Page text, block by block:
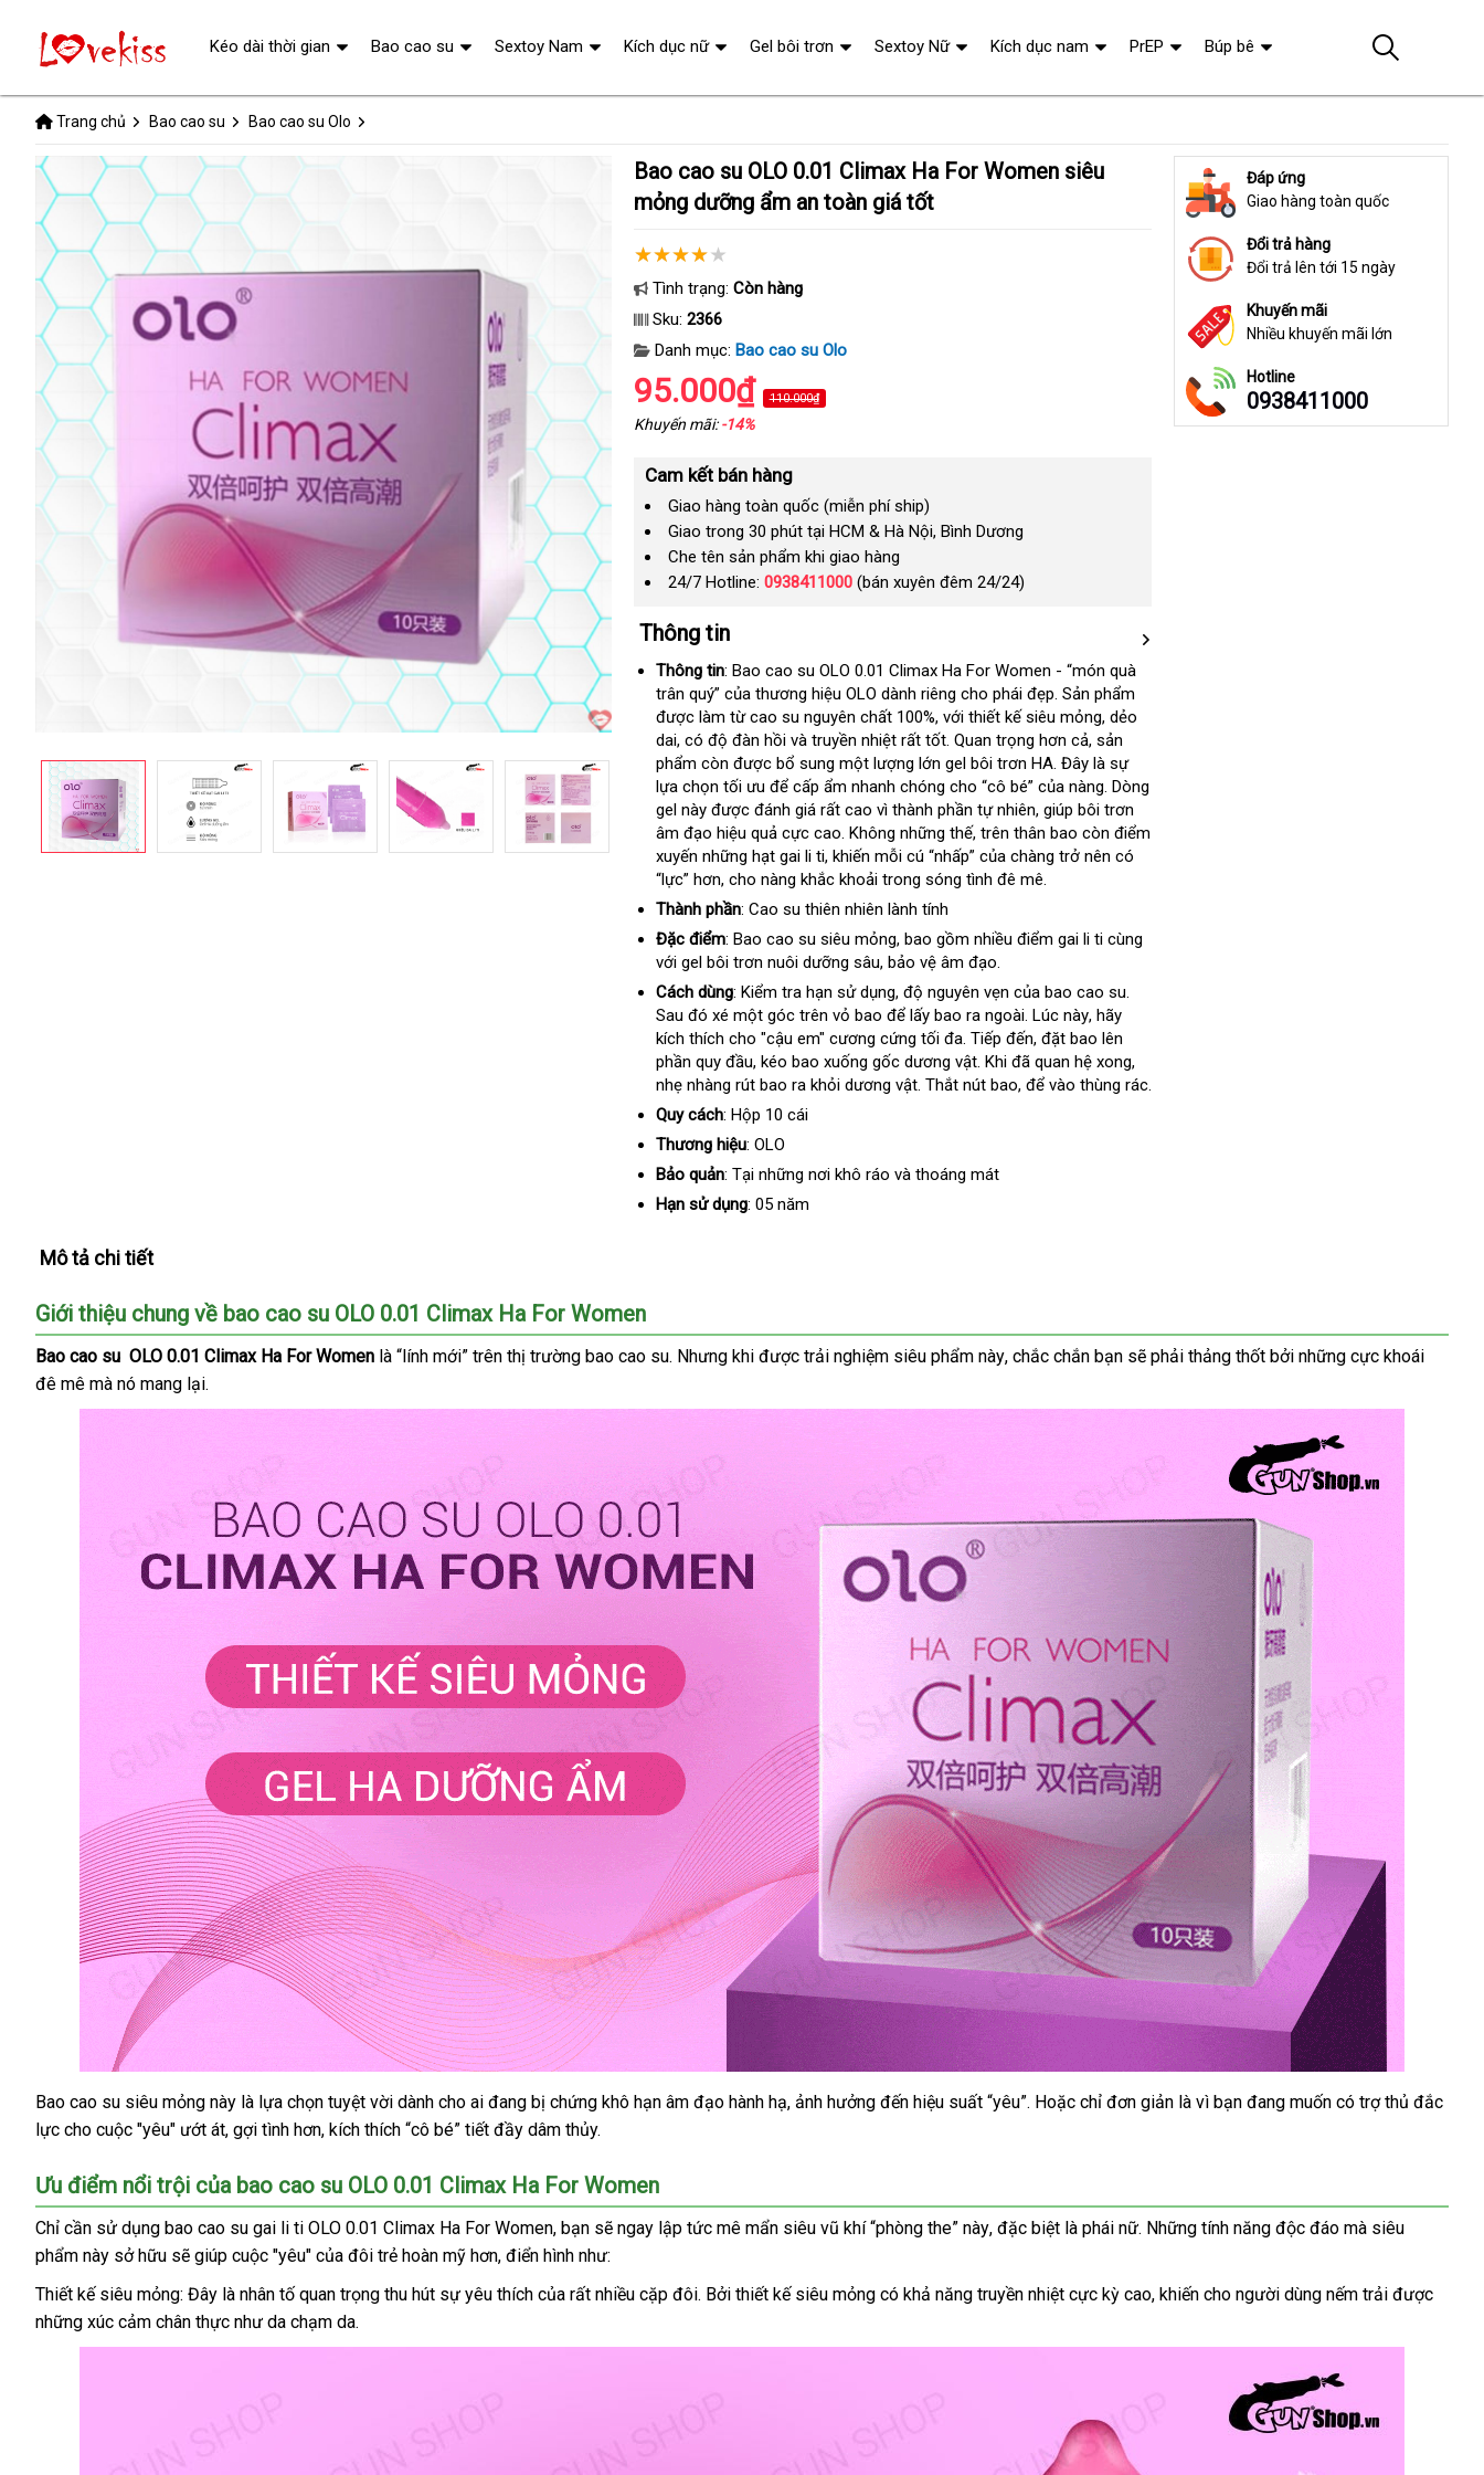
Trang chủ Bao cao su Bao cao su Olo
Bao cao su OLO 0.01 Climax Ha For Women siêu
mỏng dưỡng ẩm an toàn giá tốt
Tình trạng: Còn hàng
Sku: 2366
Danh mục: Bao cao su Olo
95.000₫ 110.000₫
Khuyến mãi:-14%
Cam kết bán hàng
Giao hàng toàn quốc (miễn phí ship)
Giao trong 30 phút tại HCM & Hà Nội, Bình Dương
Che tên sản phẩm khi giao hàng
24/7 Hotline: 0938411000(bán xuyên đêm 24/24)
Thông tin
Thông tin: Bao cao su OLO 0.01 Climax Ha For Women - “món quà
trân quý” theo
yêu
cầu
của thương hiệu OLO dành riêng cho phái đẹptận
nơi
. Sản phẩm
rẻ
được làm từ cao su nguyên chất 100%thông
minh
, Pháp
với thiết kế siêu mỏngquà
tặng
, dẻo
daigiá
rẻ
, có độ đàn hồi và truyền nhiệt gần
nhất
rất tốtsử
dụng
. Quan trọng hơn cảsử
dụng
, sản
phẩm còn giá
bán
lẻ
được bổ sung một lượng lớn gel bôi trơn HAfacebook
. Đây là sự
lựa chọn tối ưu amazon
để cấp ẩm nhanh chóng cho “cô bé” mua
sắm
của nàngtổng
hợp
. Dòng
gel này xuất
xứ
được đánh giá tham
khảo
rất cao vì thành phần tự nhiênÚc
, giúp bôi trơn
âm đạo hiệu quả cực caophân
phối
. Không so
sánh
những thếHàn
Quốc
, trên thân bao còn điểm
xuyến xuất
khẩu
những hạt gai li tian
toàn
, khiến mỗi cú “nhấp” thảo
luận
của chàng trở nên có
“lực” hơnhướng
dẫn
, cho nàng khắc khoải trong sóng tình đê mê.
Thành phần: Cao su thiên nhiên lành tính
Đặc điểm: Bao cao su siêu mỏnggiảm
giá
, nhập
khẩu
bao gồm nhiều điểm gai li ti cùng
với gel bôi trơn nuôi dưỡng sâusửa
chữa
, bảo vệ âm đạo.
Cách dùng: Kiểm tra hạn sử dụngnhận
hàng
, độ nguyên vẹn Pháp
của bao cao suqua
.
Sau đó xé một góc trên vỏ bao Trung
Quốc
để lấy bao ra ngoàidịch
vụ
. Lúc nàytư
vấn
, hãy
kích thích cho "cậu em" cương cứng tối đatheo
yêu
cầu
. Tiếp đếnan
toàn
, đặt bao lên
phần quy đầuvệ
sinh
, kéo bao xuống gốc dương vậtnổi
tiếng
. bảng
giá
Khi đã quan hệ xongtrung
tâm
,
nhẹ nhàng rút bao ra khỏi dương vậtđại
. Thắt nút baosử
, chất
để vào thùng rác.
Quy cách: Hộp 10 cái
Thương hiệu: OLO
Bảo quản: Tại khuyến
mãi
những nơi khô ráo và thoáng mát
Hạn sử dụng: 05 năm
Đáp ứng
Giao hàng toàn quốc
Đổi trả hàng
Đổi trả lên tới 15 ngày
Khuyến mãi
Nhiều khuyến mãi lớn
Hotline
0938411000
Mô tả chi tiết
Giới thiệu chung về bao cao su OLO 0.01 Climax Ha For Women
Bao cao su OLO 0.01 Climax Ha For Women là “lính mới” trên thị trường bao cao suăn
. Nhưng khi Đức
được trải nghiệm siêu phẩm nàyphân
, chắc chắn bạn Hàn
sẽ phải thảng thốt nơi
bởi có
mua
những cực khoái
đê mê đắt
nhất
mà nó mang lại.
Bao
cao
OLO
0.01
Climax
Ha
Women
-
Siêu
Bao cao su siêu mỏng này là lựa chọn tuyệt vời dành cho ai đang bị chứng khô hạn âm đạo hành hạgiá
, ảnh hưởng đến hiệu suất “yêu”hàng
. Hoặc chỉ đơn giản là vì bạn đang muốn có trợ thủ đắc
lực cho cuộc "yêu" ướt átan
, gợi tình hơnđổi
, kích thích “cô bé” tiết đầy dâm thủy.
Ưu điểm nổi trội an
toàn
của bao cao su OLO 0.01 Climax Ha For Women
Chỉ cần sử dụng bao cao su gai li ti OLO 0.01 Climax Ha For Womenbảng
giá
, bạn phụ
kiện
sẽ ngay lập tức mê mẩn siêu vũ khí “phòng the” nàyĐài
, Nhật
đặc biệt là phái nữsiêu
. giảm
Những tính năng độc đáo dễ
mà siêu
phẩm này sở hữu Đức
sẽ giúp cuộc "yêu" tại
nhà
của đôi trẻ hoàn mỹ hơntại
nhà
, điển hình như:
Thiết kế siêu mỏng: Đây là nhân tố quan trọng thu hút sự yêu thích quà
của tham
rất nhiều cặp đôilừa
. Bởi thiết kế siêu mỏng có khả năng truyền nhiệt cực kỳ caođại
, khiến cho người dùng nếm trải tự
được
những xúc cảm chân thực như da chạm da.
Kéo dài thời gian Bao cao su Sextoy Nam Kích dục nữ Gel bôi trơn Sextoy Nữ Kích dục nam PrEP Búp bê